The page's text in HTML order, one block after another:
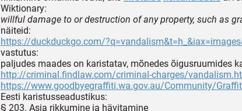
Wiktionary:
willful damage to or destruction of any property, such as
näiteid:
https://duckduckgo.com/
vastutus:
paljudes maades on karistatav, mõnedes õigusruumides
http://criminal.findlaw.com/criminal-charges/
https://www.goodbyegraffiti.wa.gov.au/Community/
Eesti karistusseadustikus:
§ 203. Asja rikkumine ja hävitamine